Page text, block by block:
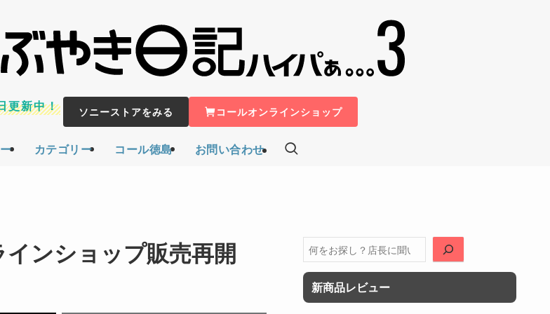
カテゴリー コール徳島 お問い合わせ
更新中！ ソニーストアをみる コールオンラインショップ
ンショップ販売再開
検
索
新商品レビュー